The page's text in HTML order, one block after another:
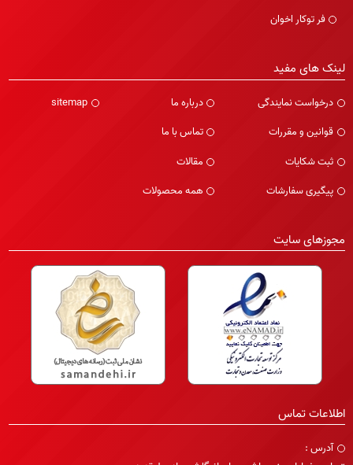
فر توکار اخوان
لینک های مفید
درخواست نمایندگی
قوانین و مقررات
ثبت شکایات
پیگیری سفارشات
درباره ما
تماس با ما
مقالات
همه محصولات
sitemap
مجوزهای سایت
اطلاعات تماس
آدرس :